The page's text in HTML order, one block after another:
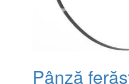
Pânză